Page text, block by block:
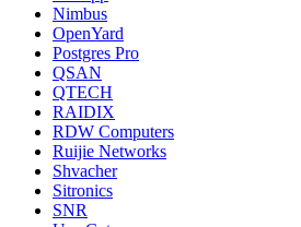
Nimbus
OpenYard
Postgres Pro
QSAN
QTECH
RAIDIX
RDW Computers
Ruijie Networks
Shvacher
Sitronics
SNR